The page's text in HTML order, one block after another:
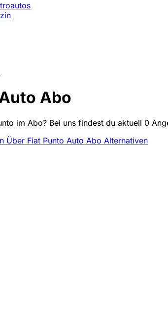
Abo
im Abo? Bei uns findest du aktuell 0
Über Fiat Punto Auto Abo Alternativen